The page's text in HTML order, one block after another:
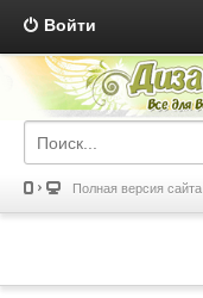
Войти
Полная версия сайта